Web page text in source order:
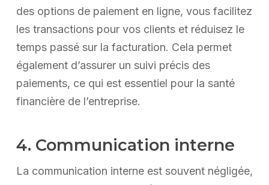
des options de paiement en ligne, vous facilitez
les transactions pour vos clients et réduisez le
temps passé sur la facturation. Cela permet
également d’assurer un suivi précis des
paiements, ce qui est essentiel pour la santé
financière de l’entreprise.
4. Communication interne
La communication interne est souvent négligée,